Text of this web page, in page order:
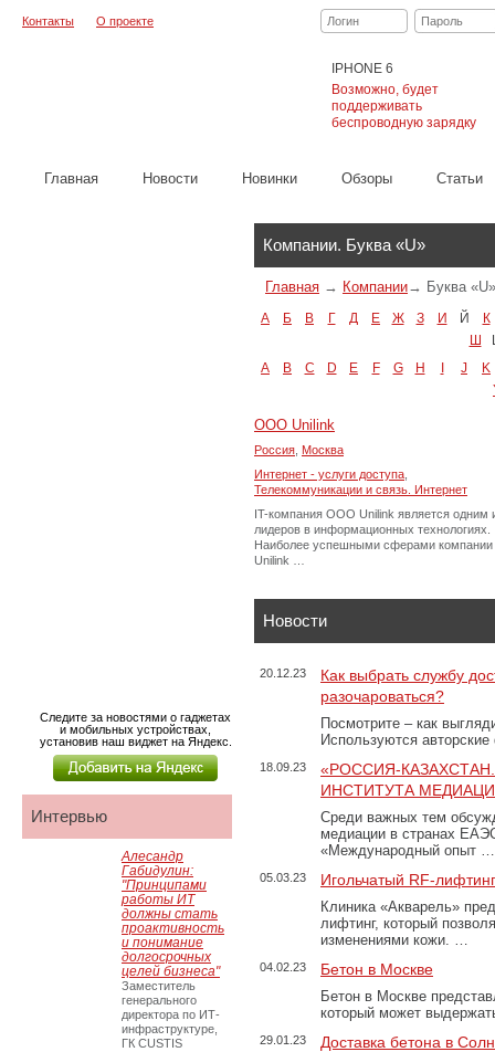
IPHONE 6
Возможно, будет
поддерживать
беспроводную зарядку
Логин Пароль
Контакты О проекте
Главная Новости Новинки Обзоры Cтатьи
Компании. Буква «U»
Главная → Компании→ Буква «U»
А Б В Г Д Е Ж З И Й
К
Ш
A
B C D E F G H J
K
ООО Unilink
Россия Москва
Интернет - услуги доступа
Телекоммуникации и связь. Интернет
IT-компания ООО Unilink является одним
лидеров в информационных технологиях.
Наиболее успешными сферами компании
Unilink …
Новости
20.12.23
Как выбрать службу
разочароваться?
Посмотрите – как
Используются
18.09.23
«РОССИЯ-
ИНСТИТУТА
Среди важных тем
медиации в странах
«Международный опыт …
05.03.23 Игольчатый RF-
Клиника «Акварель»
лифтинг, который
изменениями кожи. …
04.02.23 Бетон в Москве
Бетон в Москве
который может
29.01.23 Доставка бетона в
Следите за новостями о гаджетах
и мобильных устройствах,
установив наш виджет на Яндекс.
Интервью
Алесандр
Габидулин:
"Принципами
работы ИТ
должны стать
проактивность
и понимание
долгосрочных
целей бизнеса"
Заместитель
генерального
директора по ИТ-
инфраструктуре,
ГК CUSTIS